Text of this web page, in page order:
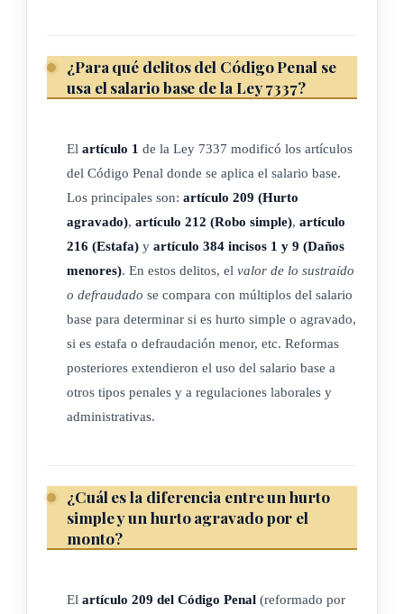
la presente Ley, en los que no haya recaído sentencia firme.
(NOTA: ver observaciones de la ley sobre el monto
salario base).
del Código de Procedimientos Penales, para que en lo
sucesivo digan:
Artículo 265 (...)
Artículo 421 (...)
¿Para qué delitos del Código Penal se
usa el salario base de la Ley 7337?
El artículo 1 de la Ley 7337 modificó los artículos
del Código Penal donde se aplica el salario base.
Los principales son: artículo 209 (Hurto
agravado), artículo 212 (Robo simple), artículo
216 (Estafa) y artículo 384 incisos 1 y 9 (Daños
menores). En estos delitos, el valor de lo sustraído
o defraudado se compara con múltiplos del salario
base para determinar si es hurto simple o agravado,
si es estafa o defraudación menor, etc. Reformas
posteriores extendieron el uso del salario base a
otros tipos penales y a regulaciones laborales y
administrativas.
¿Cuál es la diferencia entre un hurto
simple y un hurto agravado por el
monto?
El artículo 209 del Código Penal (reformado por